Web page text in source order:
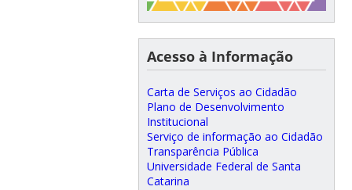
Acesso à Informação
Carta de Serviços ao Cidadão
Plano de Desenvolvimento
Institucional
Serviço de informação ao Cidadão
Transparência Pública
Universidade Federal de Santa
Catarina